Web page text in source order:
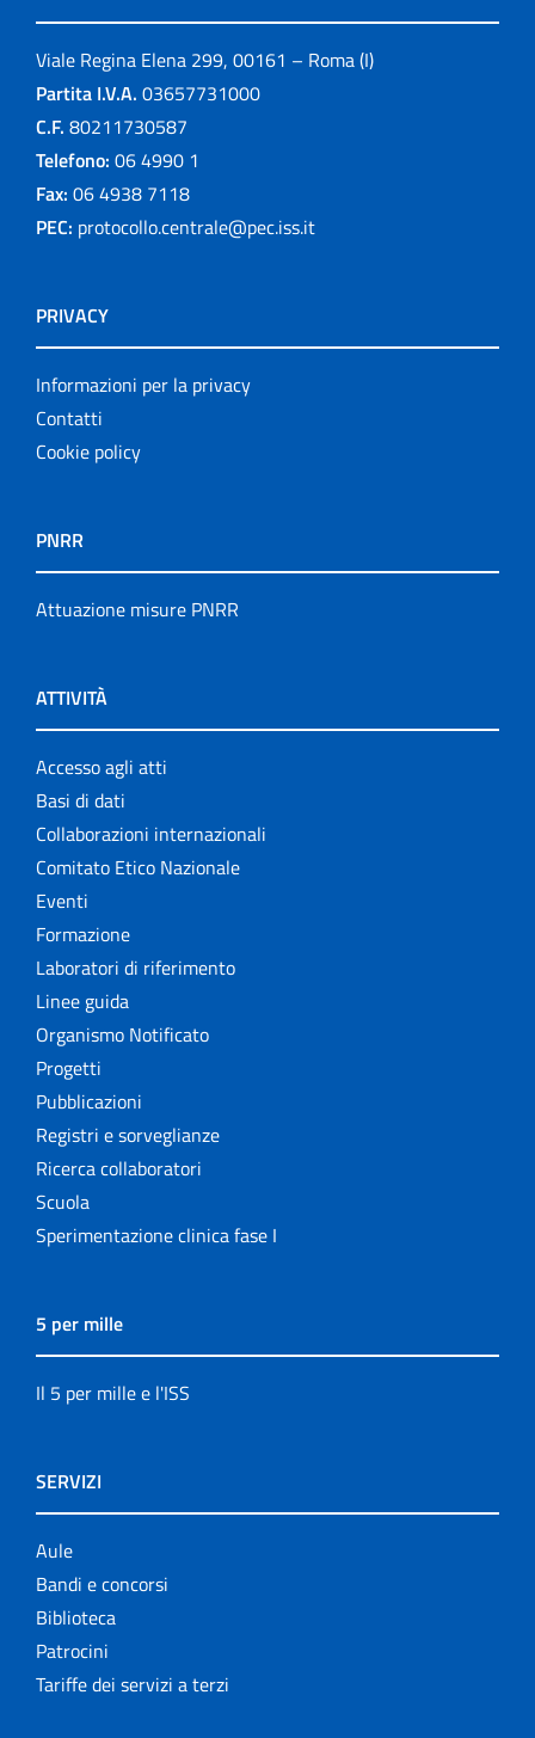
Viale Regina Elena 299, 00161 – Roma (I)
Partita I.V.A. 03657731000
C.F. 80211730587
Telefono: 06 4990 1
Fax: 06 4938 7118
PEC: protocollo.centrale@pec.iss.it
PRIVACY
Informazioni per la privacy
Contatti
Cookie policy
PNRR
Attuazione misure PNRR
ATTIVITÀ
Accesso agli atti
Basi di dati
Collaborazioni internazionali
Comitato Etico Nazionale
Eventi
Formazione
Laboratori di riferimento
Linee guida
Organismo Notificato
Progetti
Pubblicazioni
Registri e sorveglianze
Ricerca collaboratori
Scuola
Sperimentazione clinica fase I
5 per mille
Il 5 per mille e l'ISS
SERVIZI
Aule
Bandi e concorsi
Biblioteca
Patrocini
Tariffe dei servizi a terzi